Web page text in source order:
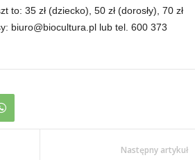
to: 35 zł (dziecko), 50 zł (dorosły), 70 zł
biuro@biocultura.pl lub tel. 600 373
Następny artykuł